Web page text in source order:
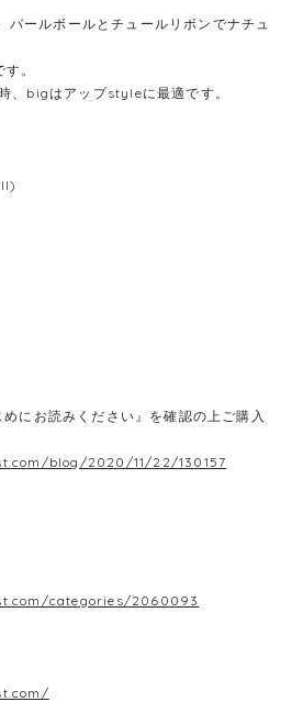
パールボールとチュールリボンでナチュ
。
、bigはアップstyleに最適です。
めにお読みください』を確認の上ご購入
blog/2020/11/22/130157
categories/2060093